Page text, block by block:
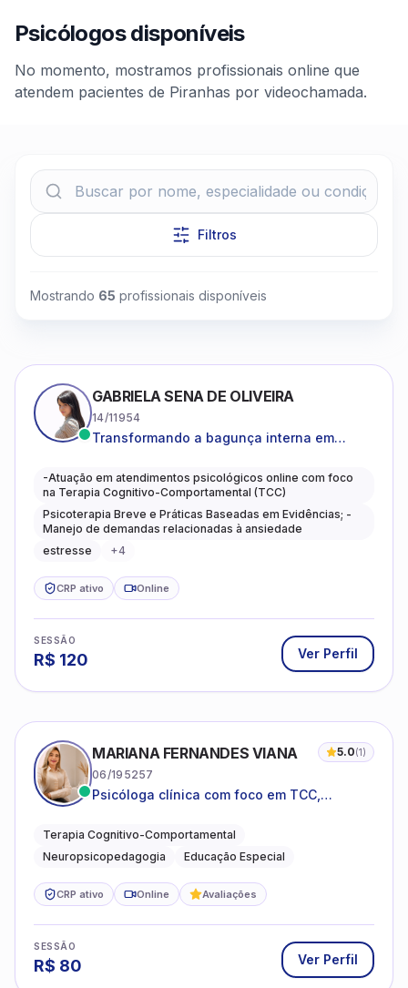
Clique para assistir
Psicólogos disponíveis
No momento, mostramos profissionais online que
atendem pacientes de Piranhas por videochamada.
Filtros
Mostrando 65 profissionais disponíveis
GABRIELA SENA DE OLIVEIRA
14/11954
Transformando a bagunça interna em
caminhos mais gentis para se viver.
-Atuação em atendimentos psicológicos online com foco
na Terapia Cognitivo-Comportamental (TCC)
Psicoterapia Breve e Práticas Baseadas em Evidências; -
Manejo de demandas relacionadas à ansiedade
estresse
+4
CRP ativo Online
SESSÃO
R$ 120 Ver Perfil
MARIANA FERNANDES VIANA 5.0(1)
06/195257
Psicóloga clínica com foco em TCC,
do neurodesenvolvimento.
Terapia Cognitivo-Comportamental
Neuropsicopedagogia
Educação Especial
CRP ativo Online Avaliações
SESSÃO
R$ 80 Ver Perfil